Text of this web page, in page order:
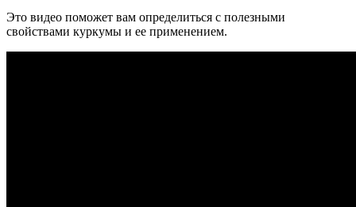
Это видео поможет вам определиться с полезными
свойствами куркумы и ее применением.